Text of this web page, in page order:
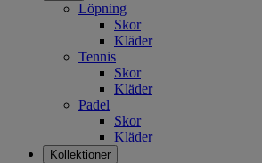
Löpning
Skor
Kläder
Tennis
Skor
Kläder
Padel
Skor
Kläder
Kollektioner